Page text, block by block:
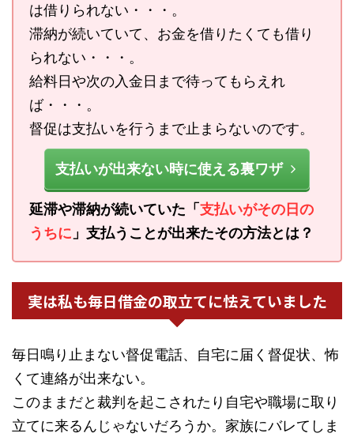
は借りられない・・・。
滞納が続いていて、お金を借りたくても借り
られない・・・。
給料日や次の入金日まで待ってもらえれ
ば・・・。
督促は支払いを行うまで止まらないのです。
支払いが出来ない時に使える裏ワザ
延滞や滞納が続いていた「 支払いがその日の
うちに 」支払うことが出来たその方法とは？
実は私も毎日借金の取立てに怯えていました
毎日鳴り止まない督促電話、自宅に届く督促状、怖
くて連絡が出来ない。
このままだと裁判を起こされたり自宅や職場に取り
立てに来るんじゃないだろうか。家族にバレてしま